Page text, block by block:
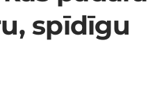
spīdīgu